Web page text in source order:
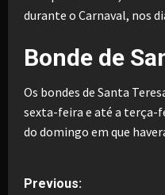
durante o Carnaval, nos
Bonde de
Os bondes de Santa
sexta-feira e até a terça-
do domingo em que
P
Previous: